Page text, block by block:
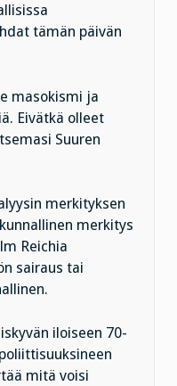
tämän päivän
masokismi ja
Eivätkä olleet
Suuren
merkityksen
merkitys
Reichia
sairaus tai
iloiseen 70-
mitä voisi